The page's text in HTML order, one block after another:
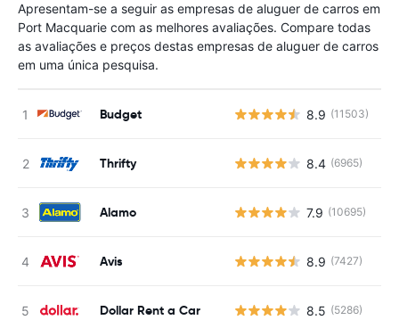
Apresentam-se a seguir as empresas de aluguer de carros em
Port Macquarie com as melhores avaliações. Compare todas
as avaliações e preços destas empresas de aluguer de carros
em uma única pesquisa.
Budget 8.9 (11503)
Thrifty 8.4 (6965)
Alamo 7.9 (10695)
Avis 8.9 (7427)
Dollar Rent a Car 8.5 (5286)